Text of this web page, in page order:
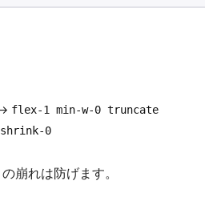
flex-1 min-w-0 truncate
shrink-0
崩れは防げます。